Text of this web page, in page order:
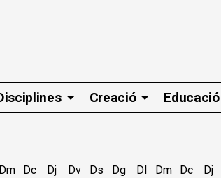
Creació Educació
Dm
Dc
Dj
Dv
Ds
Dg
Dl
Dm
Dc
Dj